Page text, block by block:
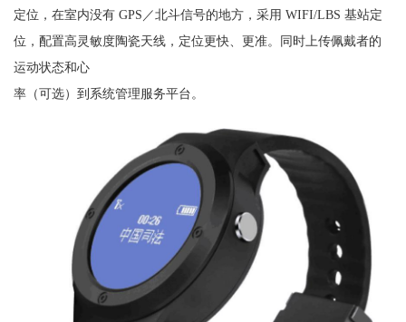
定位，在室内没有 GPS／北斗信号的地方，采用 WIFI/LBS 基站定
位，配置高灵敏度陶瓷天线，定位更快、更准。同时上传佩戴者的
运动状态和心
率（可选）到系统管理服务平台。